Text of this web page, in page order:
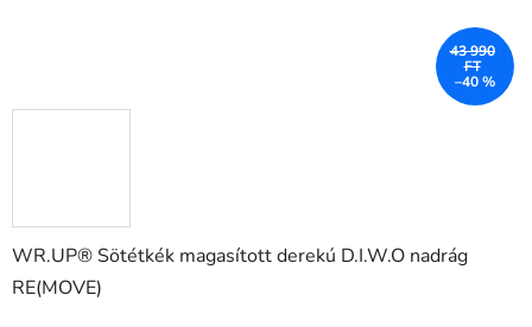
WR.UP® Sötétkék magasított derekú D.I.W.O nadrág
RE(MOVE)
43 990
FT
–40 %